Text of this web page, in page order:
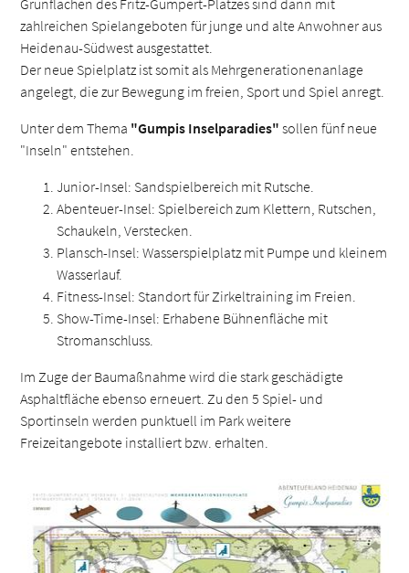
Grünflächen des Fritz-Gumpert-Platzes sind dann mit
zahlreichen Spielangeboten für junge und alte Anwohner aus
Heidenau-Südwest ausgestattet.
Der neue Spielplatz ist somit als Mehrgenerationenanlage
angelegt, die zur Bewegung im freien, Sport und Spiel anregt.
Unter dem Thema "Gumpis Inselparadies" sollen fünf neue
"Inseln" entstehen.
Junior-Insel: Sandspielbereich mit Rutsche.
Abenteuer-Insel: Spielbereich zum Klettern, Rutschen,
Schaukeln, Verstecken.
Plansch-Insel: Wasserspielplatz mit Pumpe und kleinem
Wasserlauf.
Fitness-Insel: Standort für Zirkeltraining im Freien.
Show-Time-Insel: Erhabene Bühnenfläche mit
Stromanschluss.
Im Zuge der Baumaßnahme wird die stark geschädigte
Asphaltfläche ebenso erneuert. Zu den 5 Spiel- und
Sportinseln werden punktuell im Park weitere
Freizeitangebote installiert bzw. erhalten.